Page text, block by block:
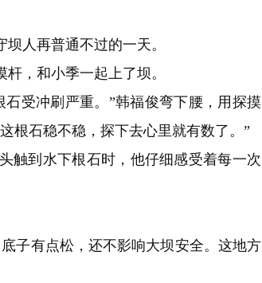
人再普通不过的一天。
，和小季一起上了坝。
受冲刷严重。”韩福俊弯下腰，用探摸
根石稳不稳，探下去心里就有数了。”
到水下根石时，他仔细感受着每一次
有点松，还不影响大坝安全。这地方